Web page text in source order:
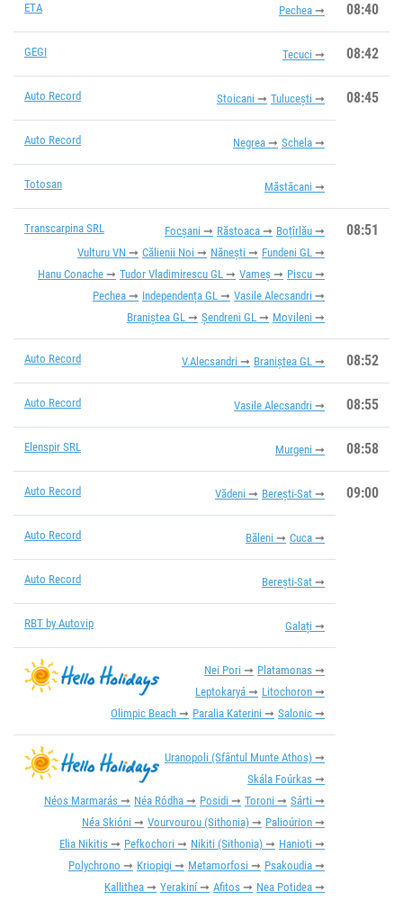
ETA Pechea 08:40
GEGI Tecuci 08:42
Auto Record Stoicani Tulucești 08:45
Auto Record Negrea Schela
Totosan Măstăcani
Transcarpina SRL Focșani Răstoaca
Boțîrlău
Vulturu VN
Călienii Noi Nănești
Fundeni GL
Hanu Conache
Tudor Vladimirescu GL Vameș
Piscu
Pechea
Independența GL
Vasile Alecsandri
Braniștea GL
Șendreni GL Movileni
08:51
Auto Record V.Alecsandri Braniștea GL 08:52
Auto Record Vasile Alecsandri 08:55
Elenspir SRL Murgeni 08:58
Auto Record Vădeni Berești-Sat 09:00
Auto Record Băleni Cuca
Auto Record Berești-Sat
RBT by Autovip Galați
Nei Pori
Platamonas
Leptokaryá
Litochoron
Olimpic Beach
Paralia Katerini Salonic
Uranopoli (Sfântul Munte Athos)
Skála Foúrkas
Néos Marmarás
Néa Ródha Posidi Toroni
Sárti
Néa Skióni
Vourvourou (Sithonia)
Palioúrion
Elia Nikitis
Pefkochori Nikiti (Sithonia)
Hanioti
Polychrono
Kriopigi Metamorfosi
Psakoudia
Kallithea
Yerakiní Afitos
Nea Potidea